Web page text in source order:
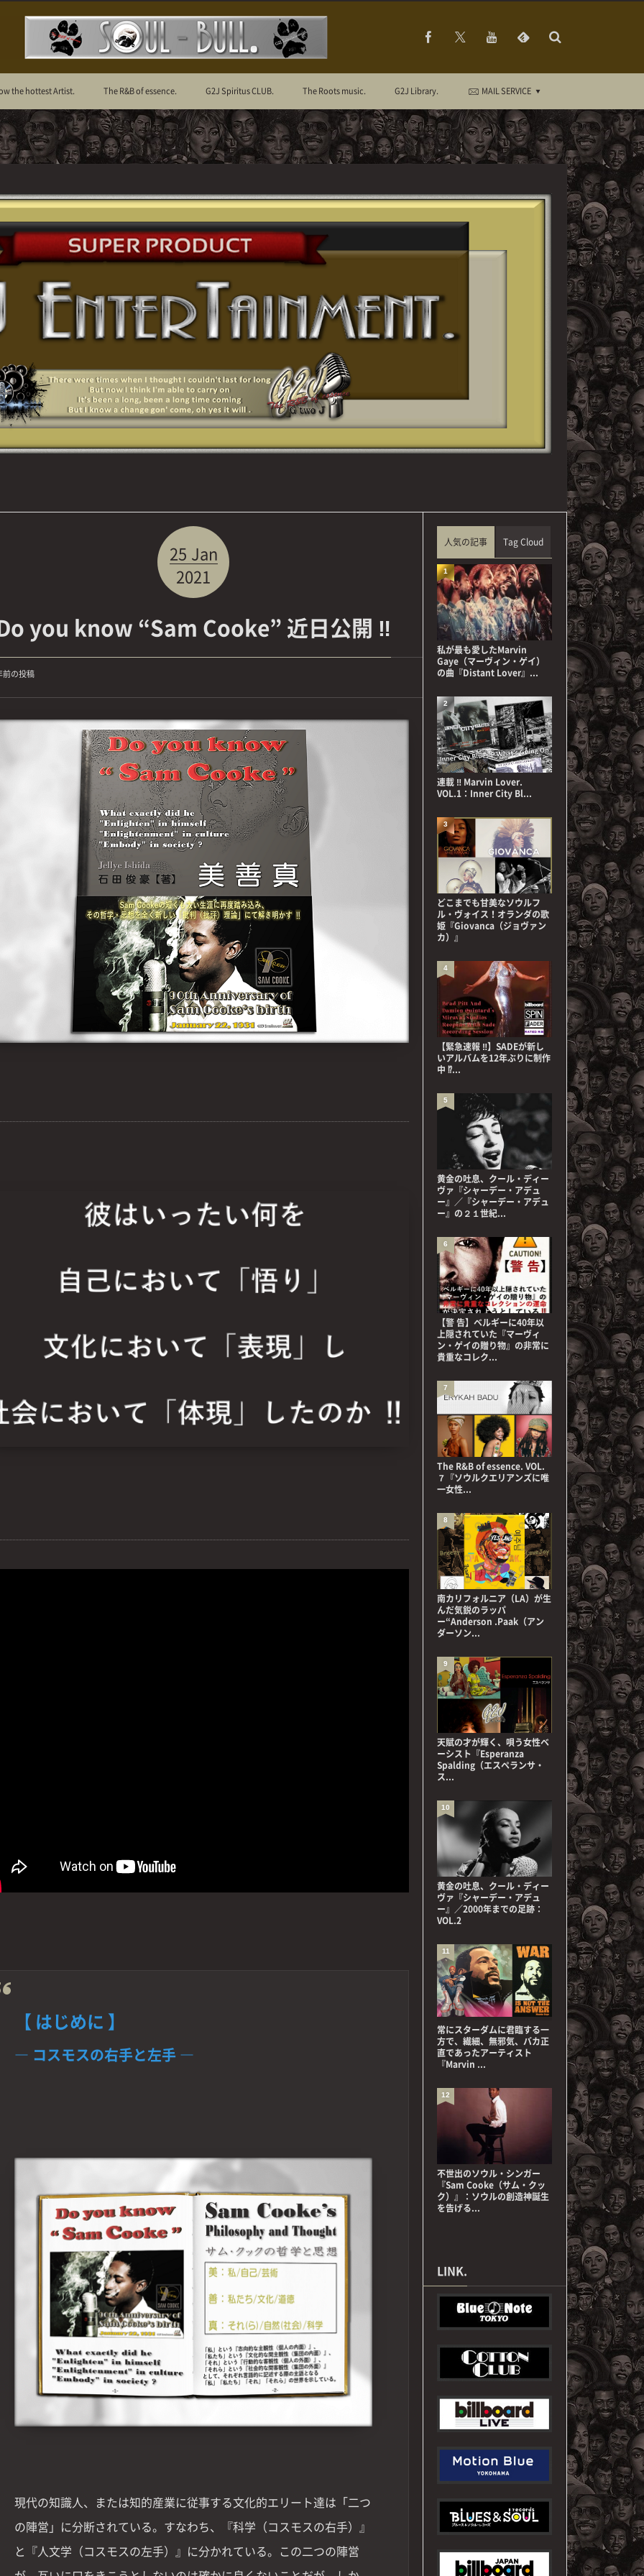
the hottest Artist. The R&B of essence. G2J Spiritus CLUB. The Roots music. G2J Library. MAIL SERVICE
25 Jan
2021
you know “Sam Cooke” 近日公開 ‼
前の投稿
【 はじめに 】
― コスモスの右手と左手 ―
現代の知識人、または知的産業に従事する文化的エリート達は「二つ
の陣営」に分断されている。すなわち、『科学（コスモスの右手）』
と『人文学（コスモスの左手）』に分かれている。この二つの陣営
人気の記事 Tag Cloud
私が最も愛したMarvin
Gaye（マーヴィン・ゲイ）
の曲『Distant Lover』...
1
連載 ‼ Marvin Lover.
VOL.1：Inner City Bl...
2
どこまでも甘美なソウルフ
ル・ヴォイス！オランダの歌
姫『Giovanca（ジョヴァン
カ）』
3
【緊急速報 ‼】SADEが新し
いアルバムを12年ぶりに制作
中 ⁉...
4
黄金の吐息、クール・ディー
ヴァ『シャーデー・アデュ
ー』／『シャーデー・アデュ
ー』の２１世紀...
5
【警 告】ベルギーに40年以
上隠されていた『マーヴィ
ン・ゲイの贈り物』の非常に
貴重なコレク...
6
The R&B of essence. VOL.
７『ソウルクエリアンズに唯
一女性...
7
南カリフォルニア（LA）が生
んだ気鋭のラッパ
ー“Anderson .Paak（アン
ダーソン...
8
天賦の才が輝く、唄う女性ベ
ーシスト『Esperanza
Spalding（エスペランサ・
ス...
9
黄金の吐息、クール・ディー
ヴァ『シャーデー・アデュ
ー』／2000年までの足跡：
VOL.2
10
常にスターダムに君臨する一
方で、繊細、無邪気、バカ正
直であったアーティスト
『Marvin ...
11
不世出のソウル・シンガー
『Sam Cooke（サム・クッ
ク）』：ソウルの創造神誕生
を告げる...
12
LINK.